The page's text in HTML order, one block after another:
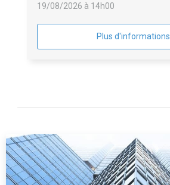
19/08/2026 à 14h00
Plus d'informations